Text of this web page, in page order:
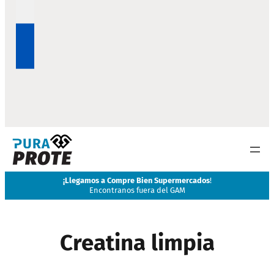
¡Llegamos a Compre Bien Supermercados!
Encontranos fuera del GAM
Creatina limpia